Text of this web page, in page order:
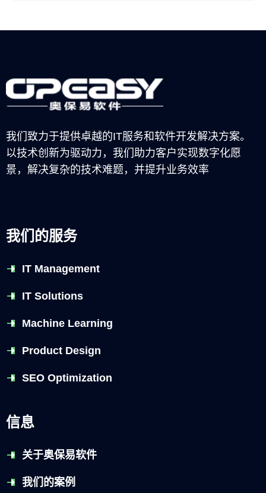
我们致力于提供卓越的IT服务和软件开发解决方案。
以技术创新为驱动力，我们助力客户实现数字化愿
景，解决复杂的技术难题，并提升业务效率
我们的服务
IT Management
IT Solutions
Machine Learning
Product Design
SEO Optimization
信息
关于奥保易软件
我们的案例